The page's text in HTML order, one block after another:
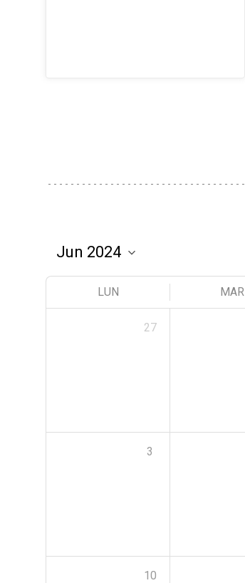
LUN MAR
27
3
10